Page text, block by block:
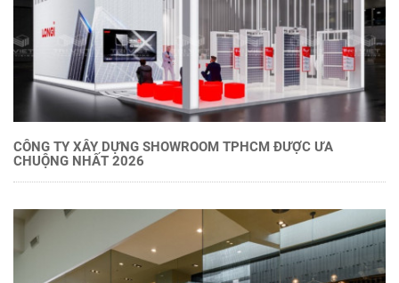
CÔNG TY XÂY DỰNG SHOWROOM TPHCM ĐƯỢC ƯA
CHUỘNG NHẤT 2026